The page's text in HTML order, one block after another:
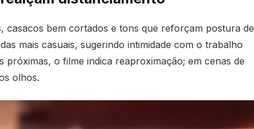
casacos bem cortados e tons que reforçam postura de
mais casuais, sugerindo intimidade com o trabalho
próximas, o filme indica reaproximação; em cenas de
olhos.